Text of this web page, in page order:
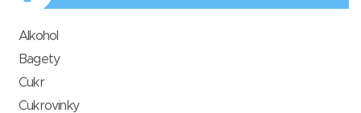
Alkohol
Bagety
Cukr
Cukrovinky